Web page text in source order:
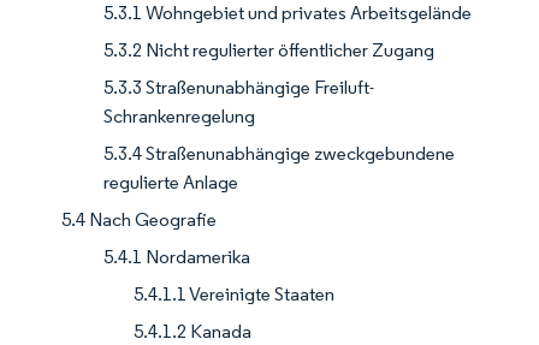
5.3.1 Wohngebiet und privates Arbeitsgelände
5.3.2 Nicht regulierter öffentlicher Zugang
5.3.3 Straßenunabhängige Freiluft-
Schrankenregelung
5.3.4 Straßenunabhängige zweckgebundene
regulierte Anlage
5.4 Nach Geografie
5.4.1 Nordamerika
5.4.1.1 Vereinigte Staaten
5.4.1.2 Kanada